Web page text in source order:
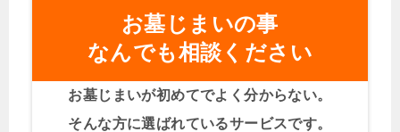
お墓じまいの事
なんでも相談ください
お墓じまいが初めてでよく分からない。
そんな方に選ばれているサービスです。